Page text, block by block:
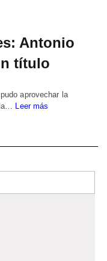
Antonio
título
aprovechar la
Leer más